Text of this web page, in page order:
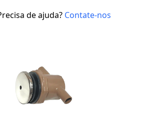
de ajuda? Contate-nos